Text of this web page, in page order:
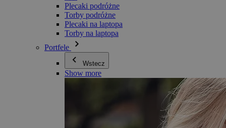
Plecaki podróżne
Torby podróżne
Plecaki na laptopa
Torby na laptopa
Portfele
Wstecz
Show more